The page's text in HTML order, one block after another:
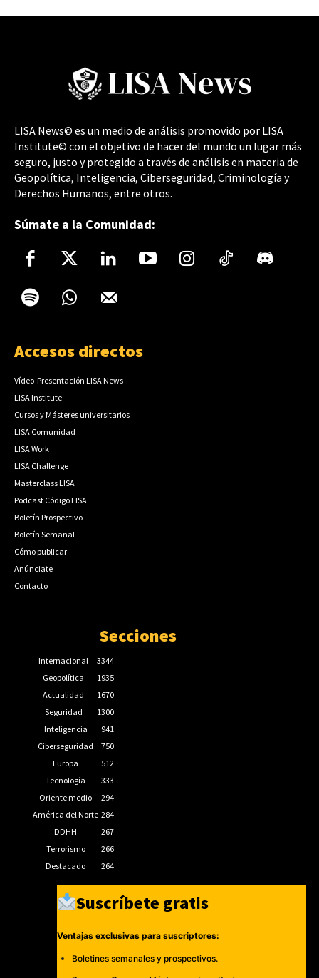
LISA News© es un medio de análisis promovido por LISA
Institute© con el objetivo de hacer del mundo un lugar más
seguro, justo y protegido a través de análisis en materia de
Geopolítica, Inteligencia, Ciberseguridad, Criminología y
Derechos Humanos, entre otros.
Súmate a la Comunidad:
Accesos directos
Vídeo-Presentación LISA News
LISA Institute
Cursos y Másteres universitarios
LISA Comunidad
LISA Work
LISA Challenge
Masterclass LISA
Podcast Código LISA
Boletín Prospectivo
Boletín Semanal
Cómo publicar
Anúnciate
Contacto
Secciones
Internacional
3344
Geopolítica
1935
Actualidad
1670
Seguridad
1300
Inteligencia
941
Ciberseguridad
750
Europa
512
Tecnología
333
Oriente medio
294
América del Norte 284
DDHH
267
Terrorismo
266
Destacado
264
Suscríbete gratis
Ventajas exclusivas para suscriptores:
Boletines semanales y prospectivos.